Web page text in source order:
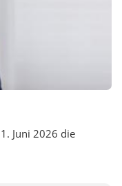
Juni 2026 die